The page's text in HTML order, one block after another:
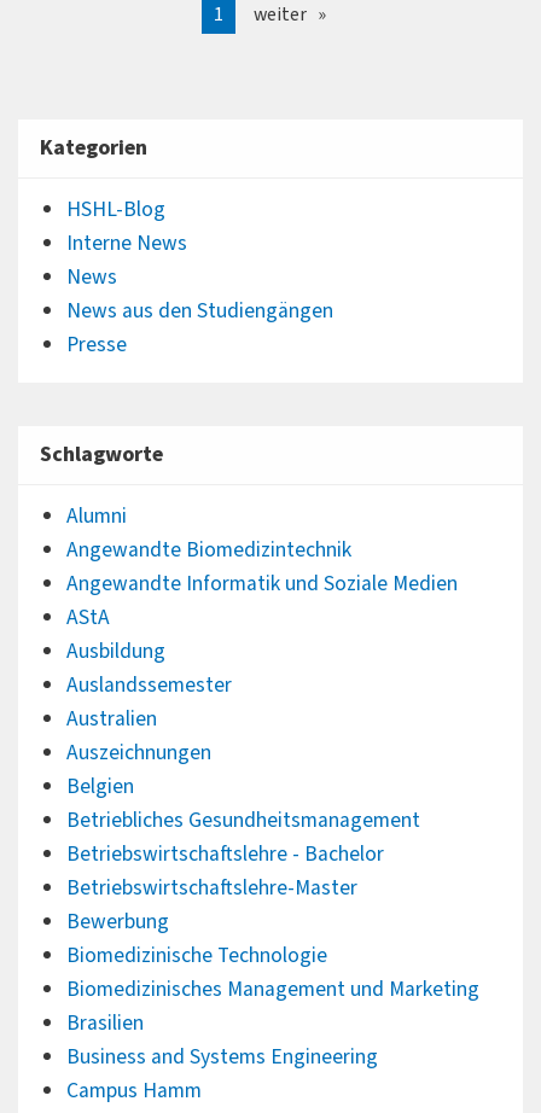
1 weiter
Kategorien
HSHL-Blog
Interne News
News
News aus den Studiengängen
Presse
Schlagworte
Alumni
Angewandte Biomedizintechnik
Angewandte Informatik und Soziale Medien
AStA
Ausbildung
Auslandssemester
Australien
Auszeichnungen
Belgien
Betriebliches Gesundheitsmanagement
Betriebswirtschaftslehre - Bachelor
Betriebswirtschaftslehre-Master
Bewerbung
Biomedizinische Technologie
Biomedizinisches Management und Marketing
Brasilien
Business and Systems Engineering
Campus Hamm